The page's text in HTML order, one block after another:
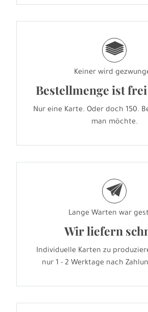
g
Keiner wird
Bestellmenge ist
Nur eine Karte. Oder doch 150.
man möchte.
e
Lange Warten war
Wir liefern
Individuelle Karten zu
nur 1 - 2 Werktage nach